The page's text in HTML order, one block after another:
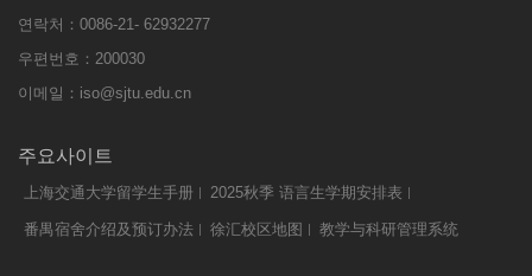
연락처：0086-21- 62932277
우편번호：200030
이메일： iso@sjtu.edu.cn
주요사이트
上海交通大学留学生手册 2025秋季 语言生学期安排表
番禺宿舍介绍及预订办法 徐汇校区地图 教学与科研管理系统